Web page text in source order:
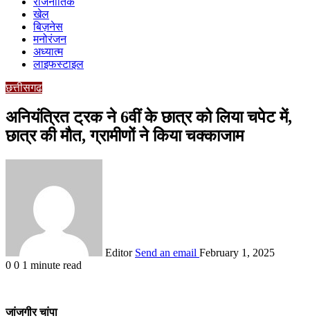
खेल
बिज़नेस
मनोरंजन
अध्यात्म
लाइफस्टाइल
छत्तीसगढ
अनियंत्रित ट्रक ने 6वीं के छात्र को लिया चपेट में,
छात्र की मौत, ग्रामीणों ने किया चक्काजाम
Editor Send an email February 1, 2025
0 0 1 minute read
जांजगीर चांपा